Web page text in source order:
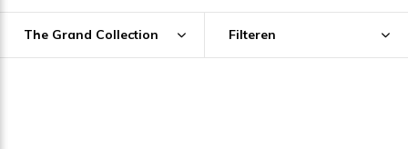
The Grand Collection Filteren